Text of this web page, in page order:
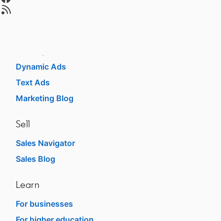
Dynamic Ads
Text Ads
Marketing Blog
Sell
Sales Navigator
Sales Blog
Learn
For businesses